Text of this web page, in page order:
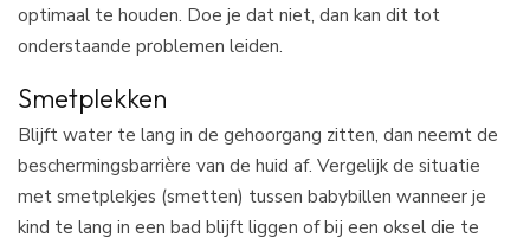
optimaal te houden. Doe je dat niet, dan kan dit tot
onderstaande problemen leiden.
Smetplekken
Blijft water te lang in de gehoorgang zitten, dan neemt de
beschermingsbarrière van de huid af. Vergelijk de situatie
met smetplekjes (smetten) tussen babybillen wanneer je
kind te lang in een bad blijft liggen of bij een oksel die te